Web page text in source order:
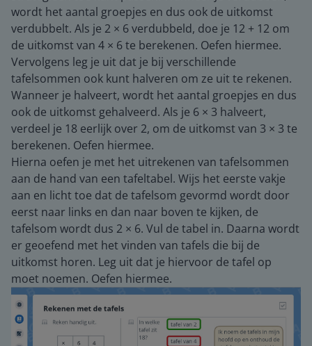
wordt het aantal groepjes en dus ook de uitkomst
verdubbelt. Als je 2 × 6 verdubbeld, doe je 12 + 12 om
de uitkomst van 4 × 6 te berekenen. Oefen hiermee.
Vervolgens leg je uit dat je bij verschillende
tafelsommen ook kunt halveren om ze uit te rekenen.
Wanneer je halveert, wordt het aantal groepjes en dus
ook de uitkomst gehalveerd. Als je 6 × 3 halveert,
verdeel je 18 eerlijk over 2, om de uitkomst van 3 × 3 te
berekenen. Oefen hiermee.
Hierna oefen je met het uitrekenen van tafelsommen
aan de hand van een tafeltabel. Wijs het eerste vakje
aan en licht toe dat de tafelsom gevormd wordt door
eerst naar links en dan naar boven te kijken, de
tafelsom wordt dus 2 × 6. Vul de tabel in. Daarna wordt
er geoefend met het vinden van tafels die bij de
uitkomst horen. Leg uit dat je hiervoor de tafel op
moet noemen. Oefen hiermee.